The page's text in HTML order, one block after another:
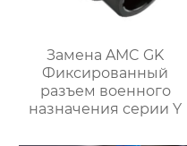
Замена AMC GK
Фиксированный
разъем военного
назначения серии Y